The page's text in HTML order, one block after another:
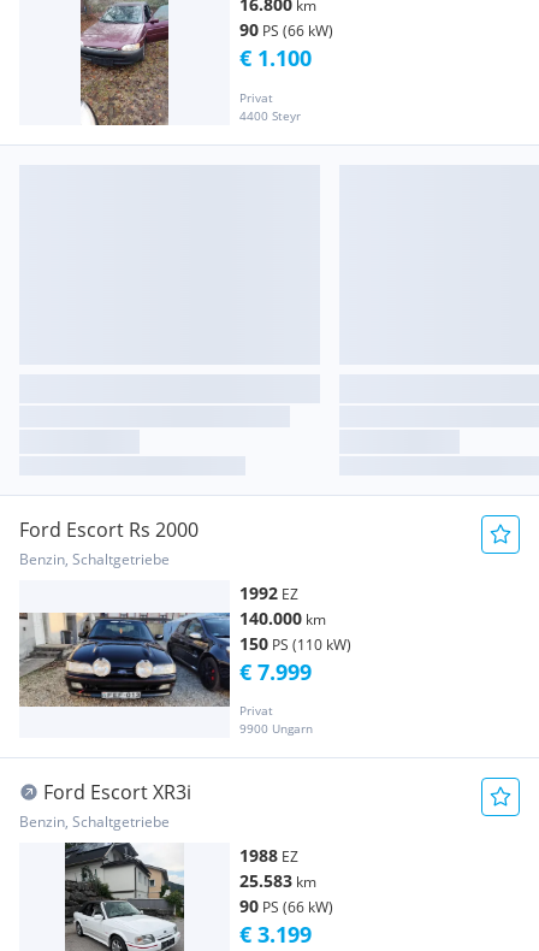
km
90 PS (66 kW)
Privat
4400 Steyr
€ 1.100
Ford Escort Rs 2000
Benzin, Schaltgetriebe
1992 EZ
140.000 km
150 PS (110 kW)
Privat
9900 Ungarn
€ 7.999
Ford Escort XR3i
Benzin, Schaltgetriebe
1988 EZ
25.583 km
90 PS (66 kW)
€ 3.199